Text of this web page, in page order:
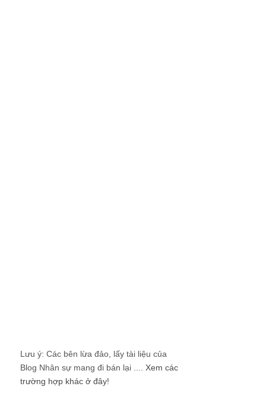
Lưu ý: Các bên lừa đảo, lấy tài liệu của
Blog Nhân sự mang đi bán lại .... Xem các
trường hợp khác ở đây!